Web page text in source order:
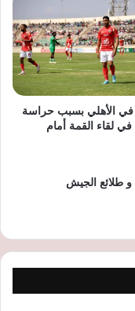
الأهلي بسبب حراسة
لقاء القمة أمام
و طلائع الجيش